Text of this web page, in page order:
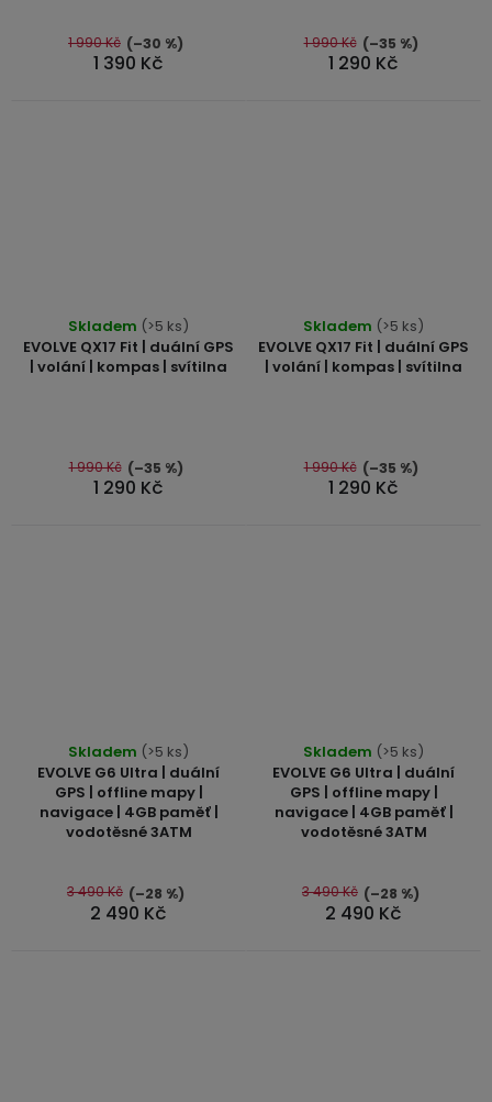
1 390 Kč
1 990 Kč (–30 %)
1 290 Kč
1 990 Kč (–35 %)
EVOLVE QX17 Fit | duální GPS
| volání | kompas | svítilna
hodnocení
produktu
5
hvězdiček.
Skladem (>5 ks)
1 290 Kč
1 990 Kč (–35 %)
EVOLVE QX17 Fit | duální GPS
| volání | kompas | svítilna
Skladem (>5 ks)
1 290 Kč
1 990 Kč (–35 %)
EVOLVE G6 Ultra | duální
GPS | offline mapy |
navigace | 4GB paměť |
vodotěsné 3ATM
hodnocení
produktu
je
5,0
5
hvězdiček.
Skladem (>5 ks)
2 490 Kč
3 490 Kč (–28 %)
EVOLVE G6 Ultra | duální
GPS | offline mapy |
navigace | 4GB paměť |
vodotěsné 3ATM
hodnocení
produktu
je
5,0
5
hvězdiček.
Skladem (>5 ks)
2 490 Kč
3 490 Kč (–28 %)